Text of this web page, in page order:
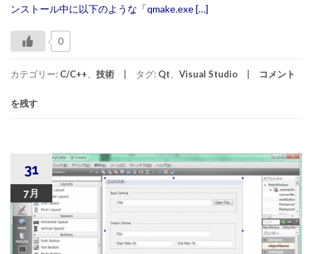
ンストール中に以下のような「qmake.exe […]
0
カテゴリー: C/C++ 技術 タグ: Qt Visual Studio コメント
を残す
31
7月